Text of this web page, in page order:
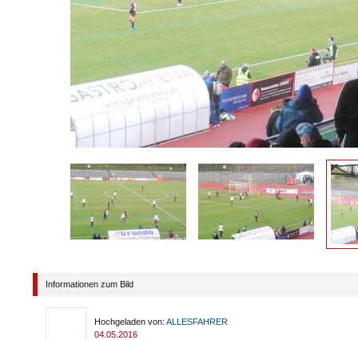
Informationen zum Bild
Hochgeladen von: ALLESFAHRER
04.05.2016